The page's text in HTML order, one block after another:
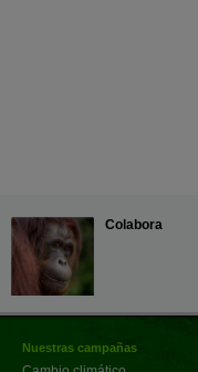
Colabora
Nuestras campañas